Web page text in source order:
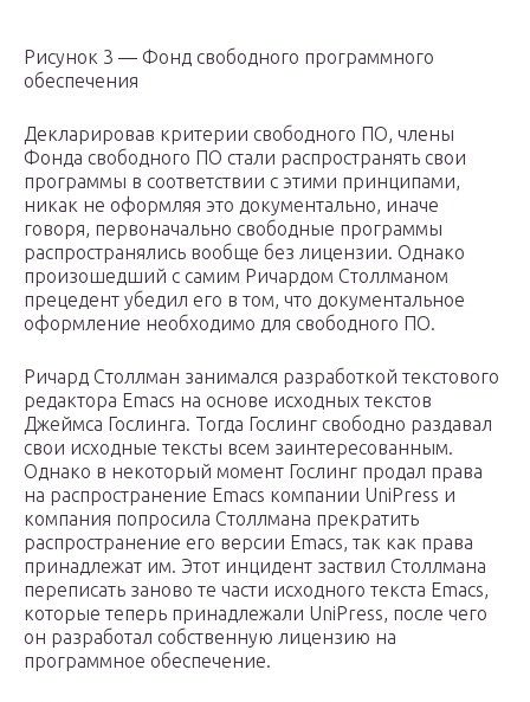
Рисунок 3 — Фонд свободного программного
обеспечения
Декларировав критерии свободного ПО, члены
Фонда свободного ПО стали распространять свои
программы в соответствии с этими принципами,
никак не оформляя это документально, иначе
говоря, первоначально свободные программы
распространялись вообще без лицензии. Однако
произошедший с самим Ричардом Столлманом
прецедент убедил его в том, что документальное
оформление необходимо для свободного ПО.
Ричард Столлман занимался разработкой текстового
редактора Emacs на основе исходных текстов
Джеймса Гослинга. Тогда Гослинг свободно раздавал
свои исходные тексты всем заинтересованным.
Однако в некоторый момент Гослинг продал права
на распространение Emacs компании UniPress и
компания попросила Столлмана прекратить
распространение его версии Emacs, так как права
принадлежат им. Этот инцидент заствил Столлмана
переписать заново те части исходного текста Emacs,
которые теперь принадлежали UniPress, после чего
он разработал собственную лицензию на
программное обеспечение.